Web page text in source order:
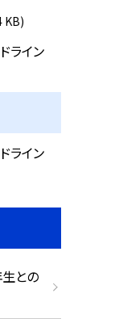
KB)
ライン
ライン
との